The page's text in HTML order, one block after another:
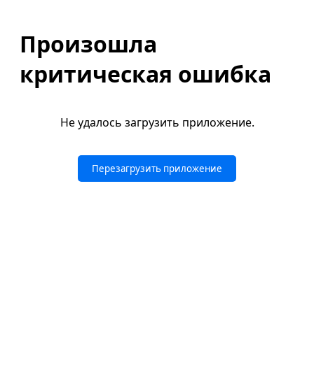
Произошла
критическая ошибка
Не удалось загрузить приложение.
Перезагрузить приложение